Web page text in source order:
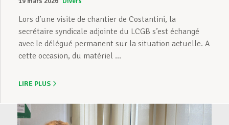
Lors d’une visite de chantier de Costantini, la
secrétaire syndicale adjointe du LCGB s’est échangé
avec le délégué permanent sur la situation actuelle. A
cette occasion, du matériel ...
LIRE PLUS